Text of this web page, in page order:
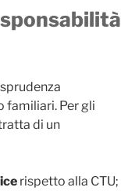
familiari. Per gli
di un
rispetto alla CTU;